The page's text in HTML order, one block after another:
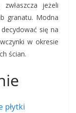
jeżeli
granatu. Modna
się na
w okresie
ścian.
płytki